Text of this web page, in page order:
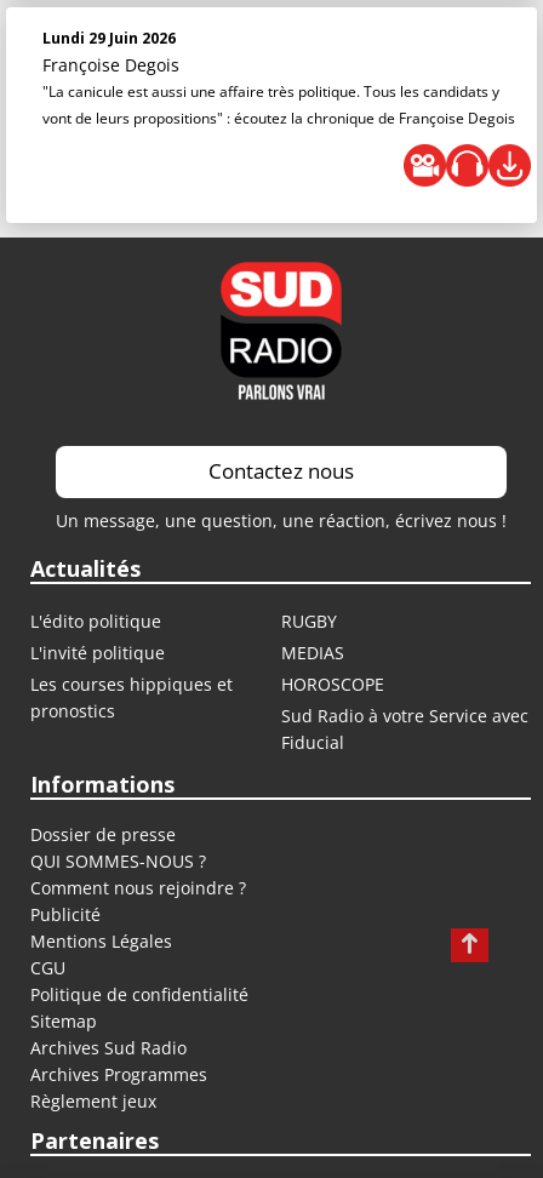
Lundi 29 Juin 2026
Françoise Degois
"La canicule est aussi une affaire très politique. Tous les candidats y
vont de leurs propositions" : écoutez la chronique de Françoise Degois
Contactez nous
Un message, une question, une réaction, écrivez nous !
Actualités
L'édito politique
RUGBY
L'invité politique
MEDIAS
Les courses hippiques et
pronostics
HOROSCOPE
Sud Radio à votre Service avec
Fiducial
Informations
Dossier de presse
QUI SOMMES-NOUS ?
Comment nous rejoindre ?
Publicité
Mentions Légales
CGU
Politique de confidentialité
Sitemap
Archives Sud Radio
Archives Programmes
Règlement jeux
Partenaires